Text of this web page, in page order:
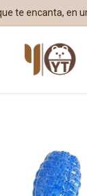
te encanta, en